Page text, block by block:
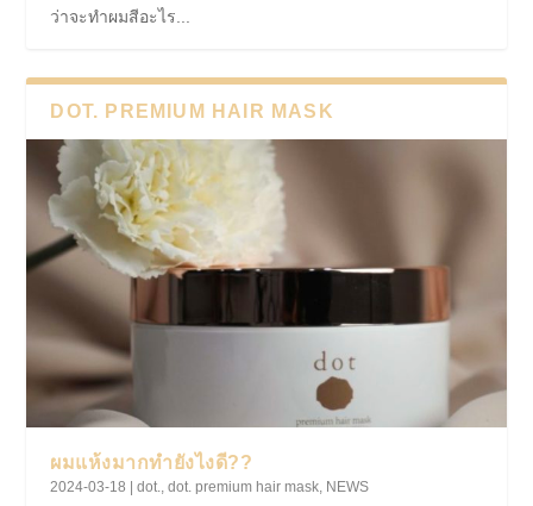
ว่าจะทำผมสีอะไร...
DOT. PREMIUM HAIR MASK
ผมแห้งมากทำยังไงดี??
2024-03-18 |dot. ,dot. premium hair mask NEWS